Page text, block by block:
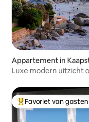
Appartement in
Luxe modern uitzicht
Topfavoriet van
Favoriet van gasten